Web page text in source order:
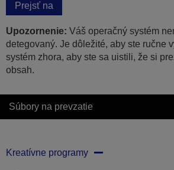
Prejsť na
Upozornenie: Váš operačný systém
detegovaný. Je dôležité, aby ste ručne
systém zhora, aby ste sa uistili, že si
obsah.
Súbory na prevzatie
Kreatívne programy